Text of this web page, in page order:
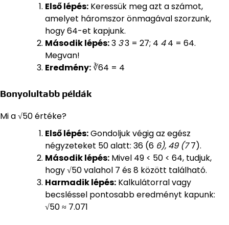
Első lépés: Keressük meg azt a számot,
amelyet háromszor önmagával szorzunk,
hogy 64-et kapjunk.
Második lépés:3 33 = 27; 4 44 = 64.
Megvan!
Eredmény:∛64 = 4
Bonyolultabb példák
Mi a √50 értéke?
Első lépés:Gondoljuk végig az egész
négyzeteket 50 alatt: 36 (6 6), 49 (77).
Második lépés: Mivel 49 < 50 < 64, tudjuk,
hogy √50 valahol 7 és 8 között található.
Harmadik lépés: Kalkulátorral vagy
becsléssel pontosabb eredményt kapunk:
√50 ≈ 7.071